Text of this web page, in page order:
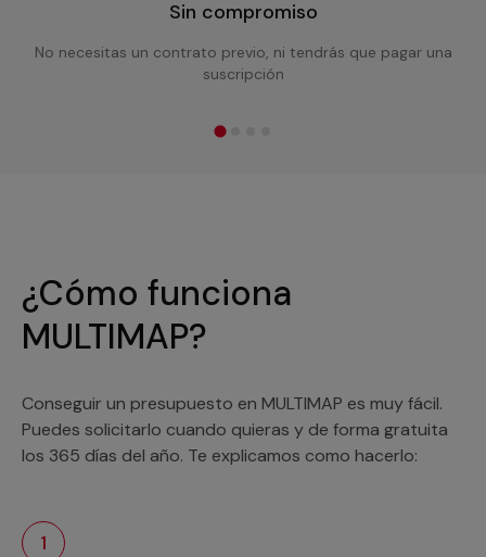
Sin compromiso
No necesitas un contrato previo, ni tendrás que pagar una
suscripción
¿Cómo funciona
MULTIMAP?
Conseguir un presupuesto en MULTIMAP es muy fácil.
Puedes solicitarlo cuando quieras y de forma gratuita
los 365 días del año. Te explicamos como hacerlo:
1